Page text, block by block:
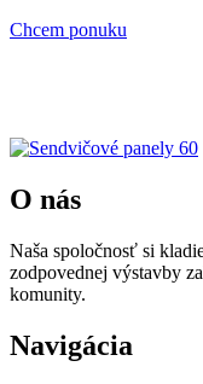
Chcem ponuku
O nás
Naša spoločnosť si
zodpovednej výstavby
komunity.
Navigácia